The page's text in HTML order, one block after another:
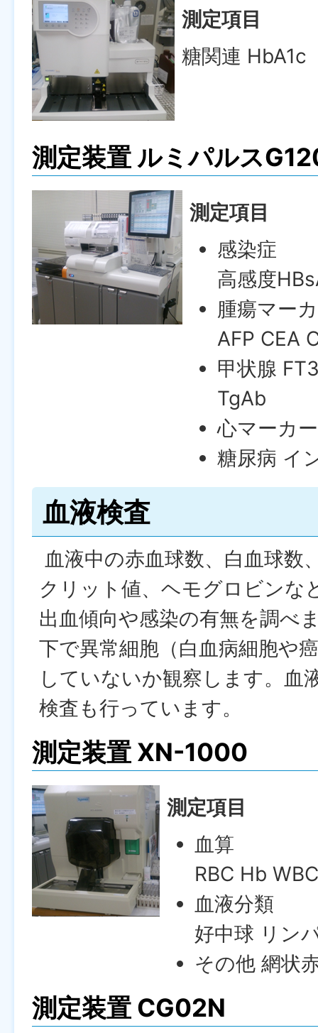
測定項目
糖関連 HbA1c
測定装置 ルミパルス
測定項目
感染症
高感度
腫瘍マー
AFP CEA
甲状腺
TgAb
心マーカ
糖尿病 イ
血液検査
血液中の赤血球数、白血球数
クリット値、ヘモグロビンな
出血傾向や感染の有無を調べ
下で異常細胞（白血病細胞や
していないか観察します。血
検査も行っています。
測定装置 XN-1000
測定項目
血算
RBC Hb
血液分類
好中球 リン
その他 網状
測定装置 CG02N